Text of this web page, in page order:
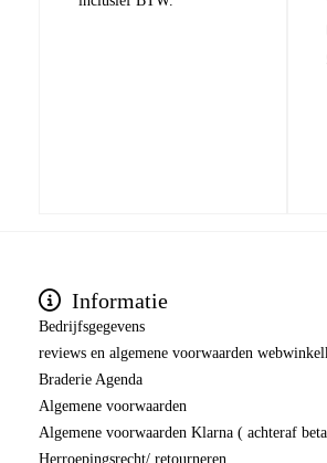
Informatie
Bedrijfsgegevens
reviews en algemene voorwaarden
Braderie Agenda
Algemene voorwaarden
Algemene voorwaarden Klarna ( achteraf
Herroepingsrecht/ retourneren